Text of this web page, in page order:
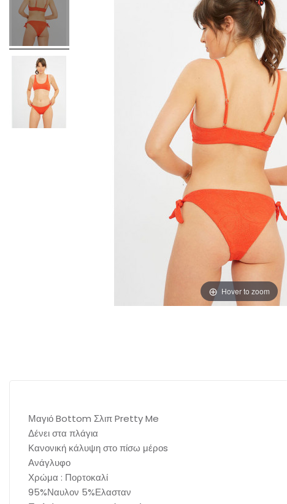
Hover to zoom
Μαγιό Bottom Σλιπ Pretty Me
Δένει στα πλάγια
Κανονική κάλυψη στο πίσω μέροs
Ανάγλυφο
Χρώμα : Πορτοκαλί
95%Ναυλον 5%Ελασταν